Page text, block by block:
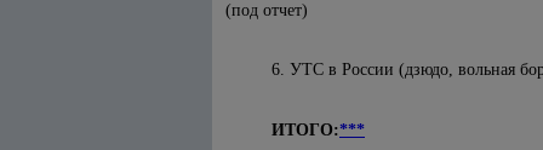
(под отчет)
6. УТС в России (дзюдо, вольная
ИТОГО:***